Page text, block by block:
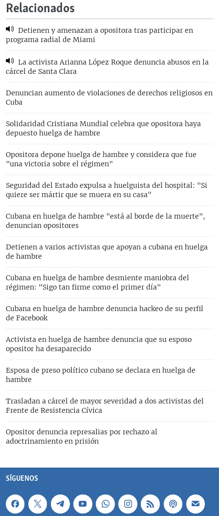
Relacionados
Detienen y amenazan a opositora tras participar en
programa radial de Miami
La activista Arianna López Roque denuncia abusos en la
cárcel de Santa Clara
Denuncian aumento de violaciones de derechos religiosos en
Cuba
Solidaridad Cristiana Mundial celebra que opositora haya
depuesto huelga de hambre
Opositora depone huelga de hambre y considera que fue
"una victoria sobre el régimen"
Seguridad del Estado expulsa a huelguista del hospital: "Si
quiere ser mártir que se muera en su casa"
Cubana en huelga de hambre "está al borde de la muerte",
denuncian opositores
Detienen a varios activistas que apoyan a cubana en huelga
de hambre
Cubana en huelga de hambre desmiente maniobra del
régimen: "Sigo tan firme como el primer día"
Cubana en huelga de hambre denuncia hackeo de su perfil
de Facebook
Activista en huelga de hambre denuncia que su esposo
opositor ha desaparecido
Esposa de preso político cubano se declara en huelga de
hambre
Trasladan a cárcel de mayor severidad a dos activistas del
Frente de Resistencia Cívica
Opositor denuncia represalias por rechazo al
adoctrinamiento en prisión
SÍGUENOS